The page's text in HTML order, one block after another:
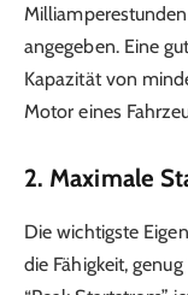
angegeben. Eine
Kapazität von
Motor eines
2. Maximale
Die wichtigste
die Fähigkeit,